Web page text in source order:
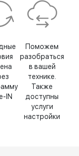
IN
Поможем
разобраться
в вашей
технике.
Также
доступны
услуги
настройки